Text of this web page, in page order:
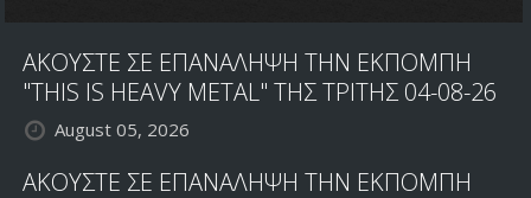
ΑΚΟΥΣΤΕ ΣΕ ΕΠΑΝΑΛΗΨΗ ΤΗΝ ΕΚΠΟΜΠΗ
"THIS IS HEAVY METAL" ΤΗΣ ΤΡΙΤΗΣ 04-08-26
August 05, 2026
ΑΚΟΥΣΤΕ ΣΕ ΕΠΑΝΑΛΗΨΗ ΤΗΝ ΕΚΠΟΜΠΗ